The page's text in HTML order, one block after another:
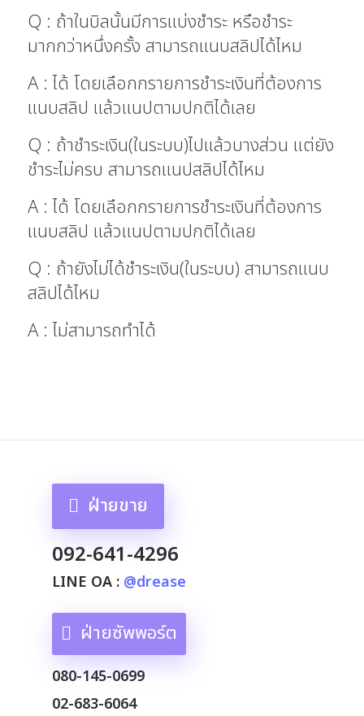
Q : ถ้าในบิลนั้นมีการแบ่งชำระ หรือชำระ
มากกว่าหนึ่งครั้ง สามารถแนบสลิปได้ไหม
A : ได้ โดยเลือกกรายการชำระเงินที่ต้องการ
แนบสลิป แล้วแนปตามปกติได้เลย
Q : ถ้าชำระเงิน(ในระบบ)ไปแล้วบางส่วน แต่ยัง
ชำระไม่ครบ สามารถแนปสลิปได้ไหม
A : ได้ โดยเลือกกรายการชำระเงินที่ต้องการ
แนบสลิป แล้วแนปตามปกติได้เลย
Q : ถ้ายังไม่ได้ชำระเงิน(ในระบบ) สามารถแนบ
สลิปได้ไหม
A : ไม่สามารถทำได้
ฝ่ายขาย
092-641-4296
LINE OA : @drease
ฝ่ายซัพพอร์ต
080-145-0699
02-683-6064